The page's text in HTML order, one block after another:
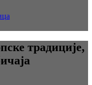
традиције,